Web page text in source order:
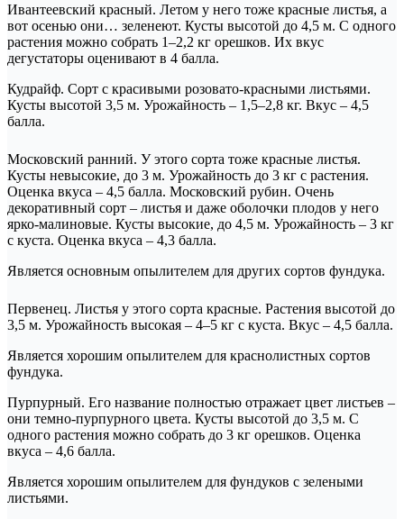
Ивантеевский красный. Летом у него тоже красные листья, а
вот осенью они… зеленеют. Кусты высотой до 4,5 м. С одного
растения можно собрать 1–2,2 кг орешков. Их вкус
дегустаторы оценивают в 4 балла.
Кудрайф. Сорт с красивыми розовато-красными листьями.
Кусты высотой 3,5 м. Урожайность – 1,5–2,8 кг. Вкус – 4,5
балла.
Московский ранний. У этого сорта тоже красные листья.
Кусты невысокие, до 3 м. Урожайность до 3 кг с растения.
Оценка вкуса – 4,5 балла. Московский рубин. Очень
декоративный сорт – листья и даже оболочки плодов у него
ярко-малиновые. Кусты высокие, до 4,5 м. Урожайность – 3 кг
с куста. Оценка вкуса – 4,3 балла.
Является основным опылителем для других сортов фундука.
Первенец. Листья у этого сорта красные. Растения высотой до
3,5 м. Урожайность высокая – 4–5 кг с куста. Вкус – 4,5 балла.
Является хорошим опылителем для краснолистных сортов
фундука.
Пурпурный. Его название полностью отражает цвет листьев –
они темно-пурпурного цвета. Кусты высотой до 3,5 м. С
одного растения можно собрать до 3 кг орешков. Оценка
вкуса – 4,6 балла.
Является хорошим опылителем для фундуков с зелеными
листьями.